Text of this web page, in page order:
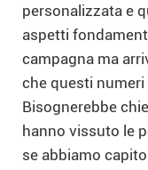
personalizzata e
aspetti
campagna ma
che questi
Bisognerebbe
hanno vissuto le
se abbiamo